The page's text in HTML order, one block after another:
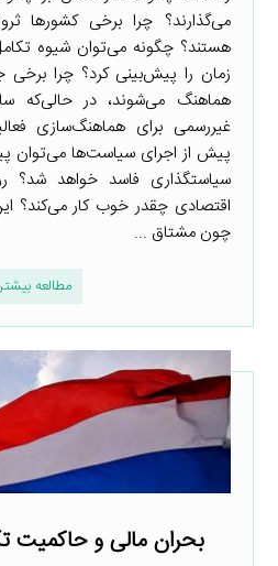
می‌گذارند؟ چرا برخی کشورها
هستند؟ چگونه می‌توان شیوه
زمان را پیش‌بینی کرد؟ چرا برخی
هماهنگ می‌شوند، در حالی‌که
غیررسمی برای هماهنگ‌سازی
پیش از اجرای سیاست‌ها می‌توان
سیاستگذاری فاسد خواهد شد؟
اقتصادی چقدر خوب کار می‌کند؟
چون مشتاق ...
مطالعه بیشتر
بحران مالی و حاکمیت